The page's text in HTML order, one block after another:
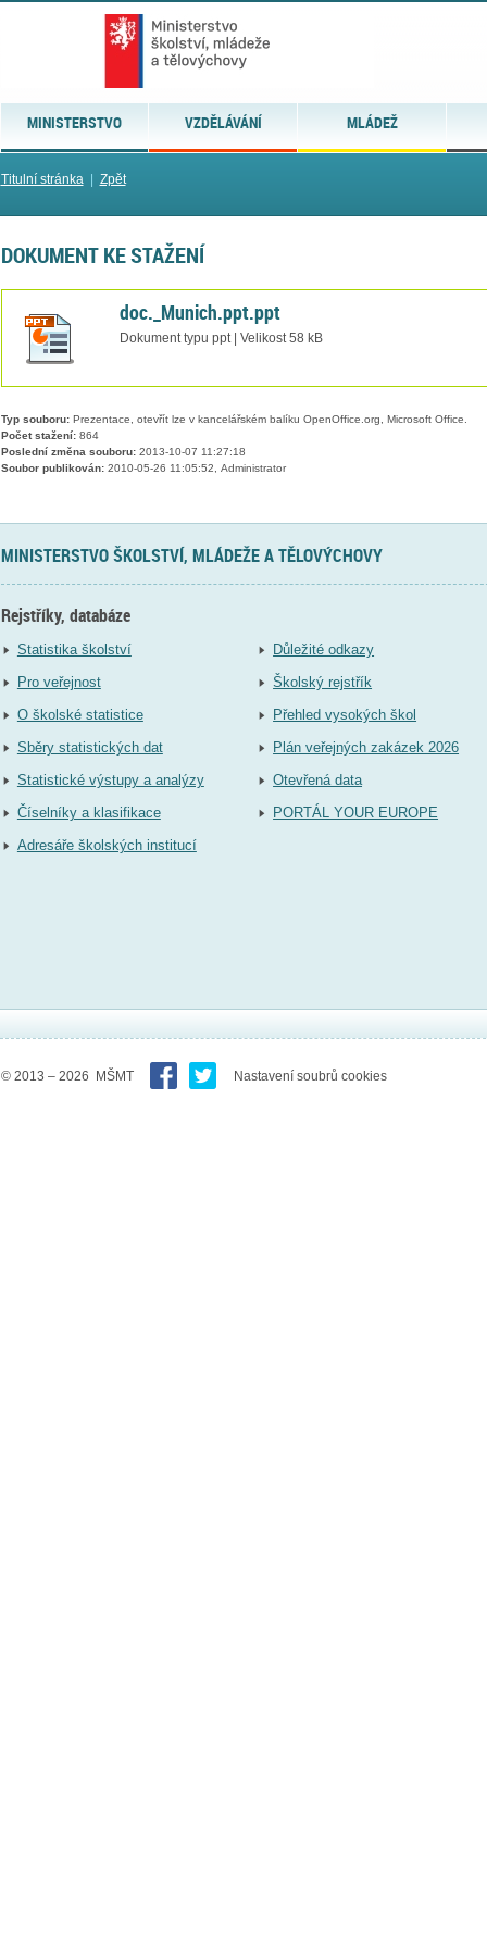
MINISTERSTVO VZDĚLÁVÁNÍ MLÁDEŽ
Titulní stránka| Zpět
DOKUMENT KE STAŽENÍ
doc._Munich.ppt.ppt
Dokument typu ppt | Velikost 58 kB
Typ souboru:Prezentace, otevřít lze v kancelářském balíku OpenOffice.org, Microsoft Office.
Počet stažení:864
Poslední změna souboru:2013-10-07 11:27:18
Soubor publikován:2010-05-26 11:05:52, Administrator
MINISTERSTVO ŠKOLSTVÍ, MLÁDEŽE A TĚLOVÝCHOVY
Rejstříky, databáze
Statistika školství
Pro veřejnost
O školské statistice
Sběry statistických dat
Statistické výstupy a analýzy
Číselníky a klasifikace
Adresáře školských institucí
Důležité odkazy
Školský rejstřík
Přehled vysokých škol
Plán veřejných zakázek 2026
Otevřená data
PORTÁL YOUR EUROPE
© 2013 – 2026 MŠMT Nastavení soubrů cookies